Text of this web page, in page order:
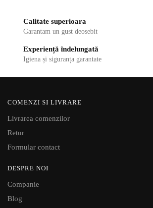
Calitate superioara
Garantam un gust deosebit
Experiență îndelungată
Igiena și siguranța garantate
COMENZI SI LIVRARE
Livrarea comenzilor
Retur
Formular contact
DESPRE NOI
Companie
Blog